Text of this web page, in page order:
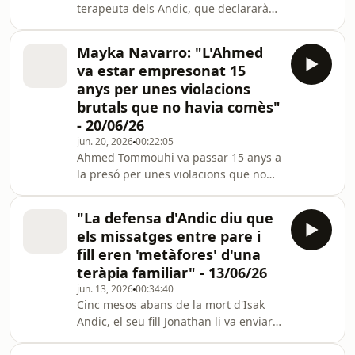
terapeuta dels Andic, que declararà
dentista amb Lamine Yamal.
Mayka Navarro: "L'Ahmed
va estar empresonat 15
anys per unes violacions
brutals que no havia comès"
- 20/06/26
jun. 20, 202600:22:05
Ahmed Tommouhi va passar 15 anys a
la presó per unes violacions que no
milions i mig d'euros.
"La defensa d'Andic diu que
els missatges entre pare i
fill eren 'metàfores' d'una
teràpia familiar" - 13/06/26
jun. 13, 202600:34:40
Cinc mesos abans de la mort d'Isak
Andic, el seu fill Jonathan li va enviar